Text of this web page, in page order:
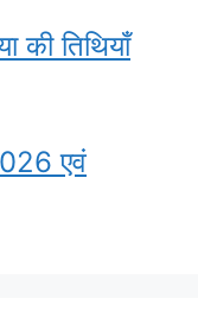
तिथियाँ
एवं